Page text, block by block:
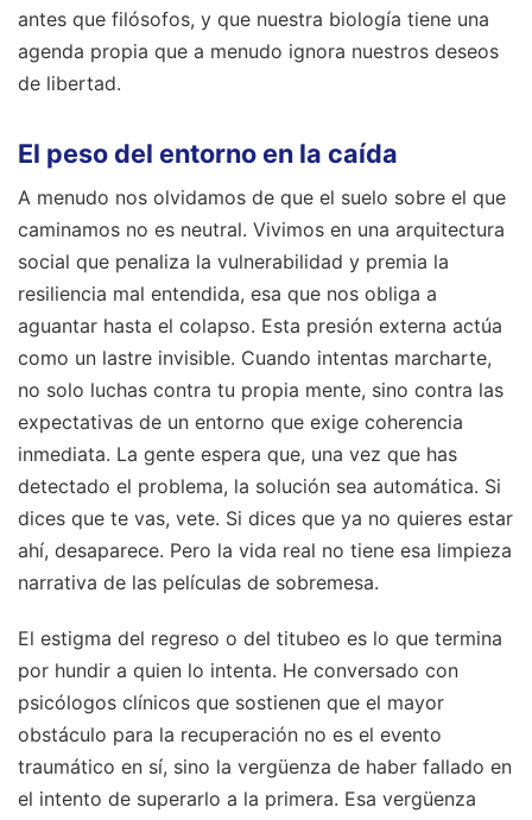
antes que filósofos, y que nuestra biología tiene una
agenda propia que a menudo ignora nuestros deseos
de libertad.
El peso del entorno en la caída
A menudo nos olvidamos de que el suelo sobre el que
caminamos no es neutral. Vivimos en una arquitectura
social que penaliza la vulnerabilidad y premia la
resiliencia mal entendida, esa que nos obliga a
aguantar hasta el colapso. Esta presión externa actúa
como un lastre invisible. Cuando intentas marcharte,
no solo luchas contra tu propia mente, sino contra las
expectativas de un entorno que exige coherencia
inmediata. La gente espera que, una vez que has
detectado el problema, la solución sea automática. Si
dices que te vas, vete. Si dices que ya no quieres estar
ahí, desaparece. Pero la vida real no tiene esa limpieza
narrativa de las películas de sobremesa.
El estigma del regreso o del titubeo es lo que termina
por hundir a quien lo intenta. He conversado con
psicólogos clínicos que sostienen que el mayor
obstáculo para la recuperación no es el evento
traumático en sí, sino la vergüenza de haber fallado en
el intento de superarlo a la primera. Esa vergüenza